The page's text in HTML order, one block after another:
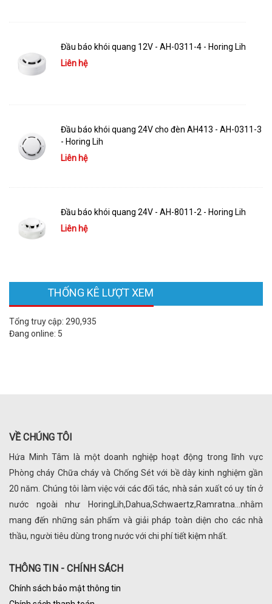
Đầu báo khói quang 12V - AH-0311-4 - Horing Lih
Liên hệ
Đầu báo khói quang 24V cho đèn AH413 - AH-0311-3
- Horing Lih
Liên hệ
Đầu báo khói quang 24V - AH-8011-2 - Horing Lih
Liên hệ
THỐNG KÊ LƯỢT XEM
Tổng truy cập: 290,935
Đang online: 5
VỀ CHÚNG TÔI
Hứa Minh Tâm là một doanh nghiệp hoạt động trong lĩnh vực
Phòng cháy Chữa cháy và Chống Sét với bề dày kinh nghiệm gần
20 năm. Chúng tôi làm việc với các đối tác, nhà sản xuất có uy tín ở
nước ngoài như HoringLih,Dahua,Schwaertz,Ramratna...nhằm
mang đến những sản phẩm và giải pháp toàn diện cho các nhà
thầu, người tiêu dùng trong nước với chi phí tiết kiệm nhất.
THÔNG TIN - CHÍNH SÁCH
Chính sách bảo mật thông tin